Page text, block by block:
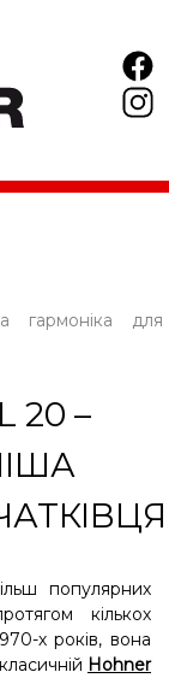
гармоніка для
20 –
популярних
кількох
х років, вона
Hohner